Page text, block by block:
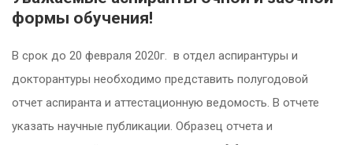
формы обучения!
В срок до 20 февраля 2020г. в отдел аспирантуры и
докторантуры необходимо представить полугодовой
отчет аспиранта и аттестационную ведомость. В отчете
указать научные публикации. Образец отчета и